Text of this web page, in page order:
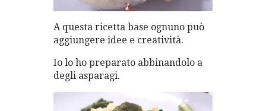
A questa ricetta base ognuno può
aggiungere idee e creatività.
Io lo ho preparato abbinandolo a
degli asparagi.